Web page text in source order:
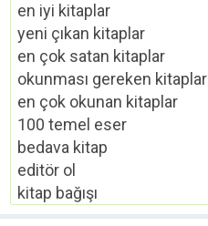
en iyi kitaplar
yeni çıkan kitaplar
en çok satan kitaplar
okunması gereken kitaplar
en çok okunan kitaplar
100 temel eser
bedava kitap
editör ol
kitap bağışı